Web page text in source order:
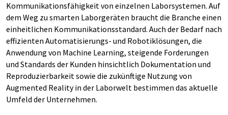
Kommunikationsfähigkeit von einzelnen Laborsystemen. Auf
dem Weg zu smarten Laborgeräten braucht die Branche einen
einheitlichen Kommunikationsstandard. Auch der Bedarf nach
effizienten Automatisierungs- und Robotiklösungen, die
Anwendung von Machine Learning, steigende Forderungen
und Standards der Kunden hinsichtlich Dokumentation und
Reproduzierbarkeit sowie die zukünftige Nutzung von
Augmented Reality in der Laborwelt bestimmen das aktuelle
Umfeld der Unternehmen.